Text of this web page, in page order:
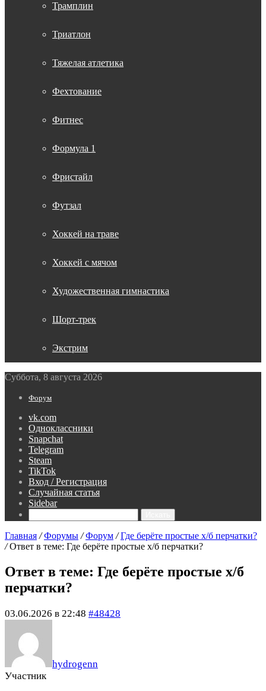
Трамплин
Триатлон
Тяжелая атлетика
Фехтование
Фитнес
Формула 1
Фристайл
Футзал
Хоккей на траве
Хоккей с мячом
Художественная гимнастика
Шорт-трек
Экстрим
Суббота, 8 августа 2026
Форум
vk.com
Одноклассники
Snapchat
Telegram
Steam
TikTok
Вход / Регистрация
Случайная статья
Sidebar
Главная / Форумы / Форум / Где берёте простые х/б перчатки?
/ Ответ в теме: Где берёте простые х/б перчатки?
Ответ в теме: Где берёте простые х/б
перчатки?
03.06.2026 в 22:48 #48428
hydrogenn
Участник